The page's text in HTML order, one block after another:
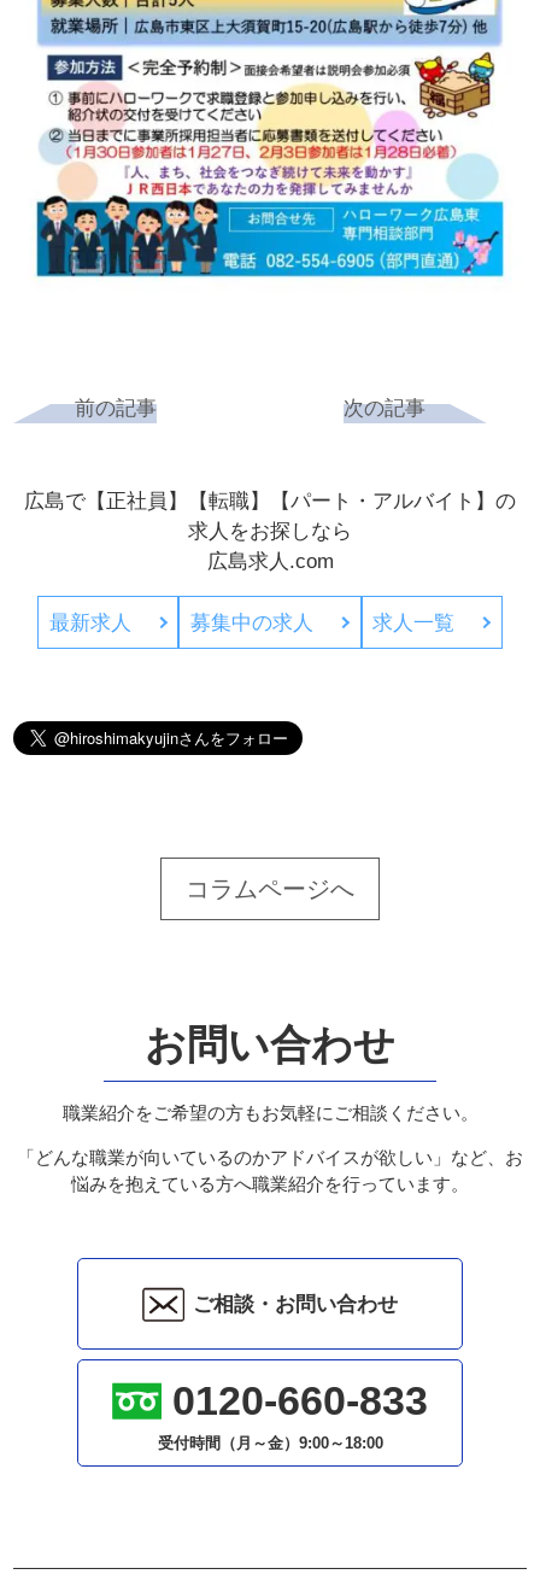
前の記事 次の記事
広島で【正社員】【転職】【パート・アルバイト】の
求人をお探しなら
広島求人.com
最新求人 募集中の求人 求人一覧
コラムページへ
お問い合わせ
職業紹介をご希望の方もお気軽にご相談ください。
「どんな職業が向いているのかアドバイスが欲しい」など、お
悩みを抱えている方へ職業紹介を行っています。
ご相談・お問い合わせ
0120-660-833
受付時間（月～金） 9:00～18:00